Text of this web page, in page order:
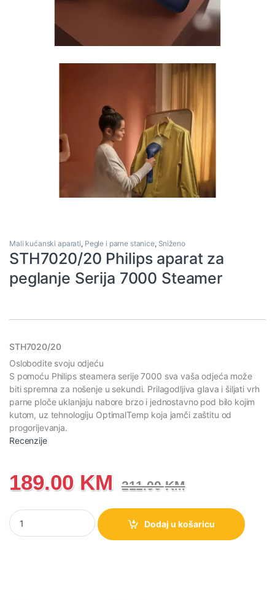
Mali kućanski aparati, Pegle i parne stanice, Sniženo
STH7020/20 Philips aparat za
peglanje Serija 7000 Steamer
STH7020/20
Oslobodite svoju odjeću
S pomoću Philips steamera serije 7000 sva vaša odjeća može
biti spremna za nošenje u sekundi. Prilagodljiva glava i šiljati vrh
parne ploče uklanjaju nabore brzo i jednostavno pod bilo kojim
kutom, uz tehnologiju OptimalTemp koja jamči zaštitu od
progorijevanja.
Recenzije
189.00 KM 211.00KM
STH7020/20 Philips aparat za peglanje Serija 7000 Steamer
Dodaj u košaricu